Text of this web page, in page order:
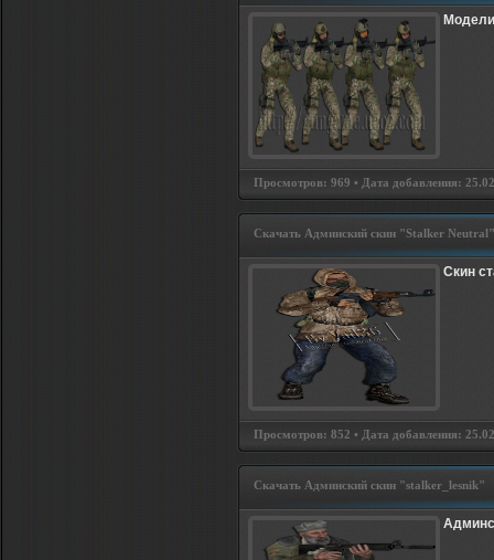
Модели
Просмотров: 969 • Дата добавления:
Скачать Админский скин "Stalker Neutral"
Скин
Просмотров: 852 • Дата добавления:
Скачать Админский скин "stalker_lesnik"